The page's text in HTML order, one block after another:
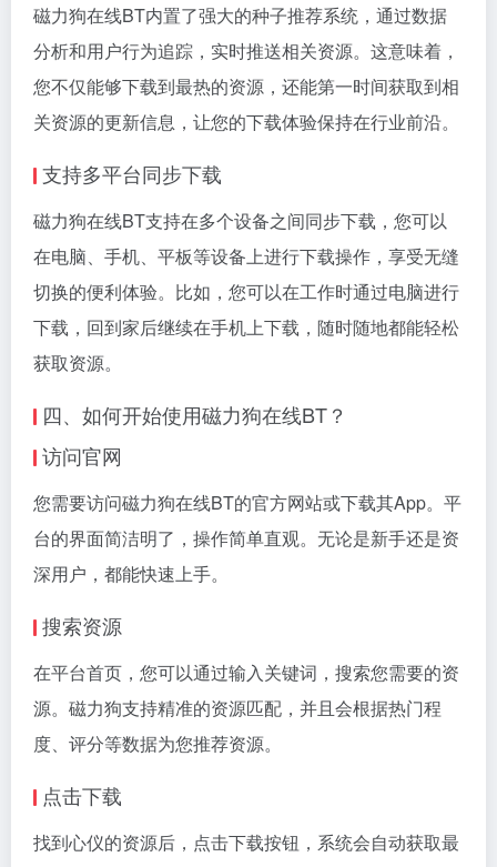
磁力狗在线BT内置了强大的种子推荐系统，通过数据
分析和用户行为追踪，实时推送相关资源。这意味着，
您不仅能够下载到最热的资源，还能第一时间获取到相
关资源的更新信息，让您的下载体验保持在行业前沿。
支持多平台同步下载
磁力狗在线BT支持在多个设备之间同步下载，您可以
在电脑、手机、平板等设备上进行下载操作，享受无缝
切换的便利体验。比如，您可以在工作时通过电脑进行
下载，回到家后继续在手机上下载，随时随地都能轻松
获取资源。
四、如何开始使用磁力狗在线BT？
访问官网
您需要访问磁力狗在线BT的官方网站或下载其App。平
台的界面简洁明了，操作简单直观。无论是新手还是资
深用户，都能快速上手。
搜索资源
在平台首页，您可以通过输入关键词，搜索您需要的资
源。磁力狗支持精准的资源匹配，并且会根据热门程
度、评分等数据为您推荐资源。
点击下载
找到心仪的资源后，点击下载按钮，系统会自动获取最